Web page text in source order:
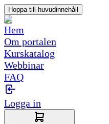
Hoppa till huvudinnehåll
Hem
Om portalen
Kurskatalog
Webbinar
FAQ
Logga in